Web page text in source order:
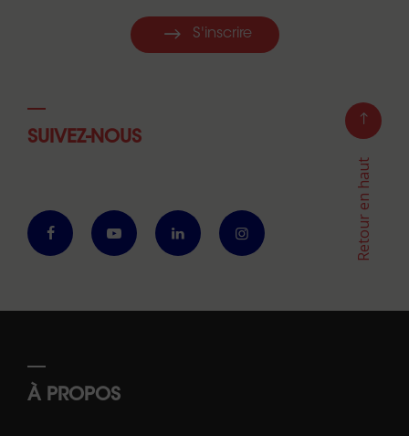
S'inscrire
SUIVEZ-NOUS
Retour en haut
À PROPOS